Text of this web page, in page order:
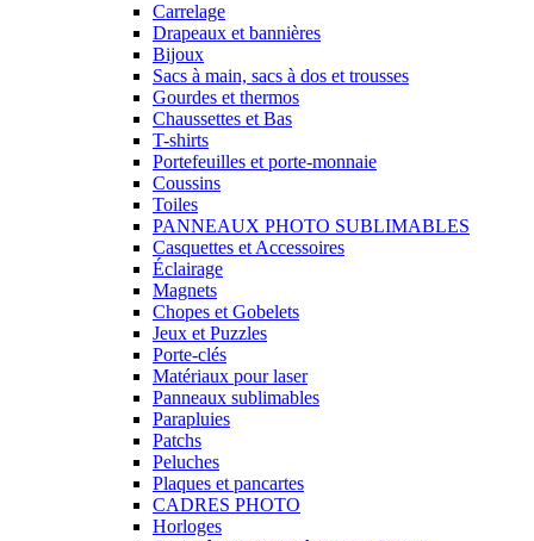
Carrelage
Drapeaux et bannières
Bijoux
Sacs à main, sacs à dos et trousses
Gourdes et thermos
Chaussettes et Bas
T-shirts
Portefeuilles et porte-monnaie
Coussins
Toiles
PANNEAUX PHOTO SUBLIMABLES
Casquettes et Accessoires
Éclairage
Magnets
Chopes et Gobelets
Jeux et Puzzles
Porte-clés
Matériaux pour laser
Panneaux sublimables
Parapluies
Patchs
Peluches
Plaques et pancartes
CADRES PHOTO
Horloges